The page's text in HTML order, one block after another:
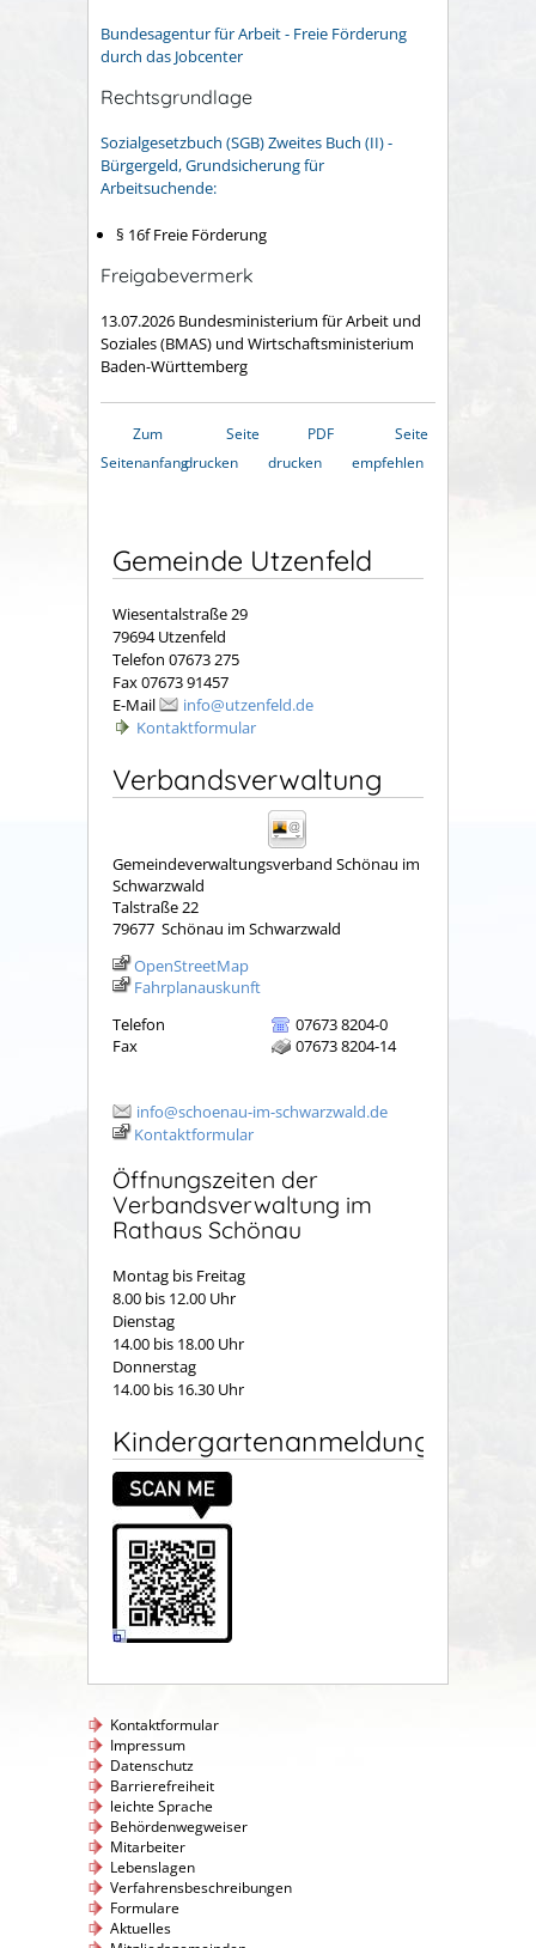
Bundesagentur für Arbeit - Freie Förderung
durch das Jobcenter
Rechtsgrundlage
Sozialgesetzbuch (SGB) Zweites Buch (II) -
Bürgergeld, Grundsicherung für
Arbeitsuchende:
§ 16f Freie Förderung
Freigabevermerk
13.07.2026 Bundesministerium für Arbeit und
Soziales (BMAS) und Wirtschaftsministerium
Baden-Württemberg
Zum
Seitenanfang
Seite
drucken
PDF
drucken
Seite
empfehlen
Gemeinde Utzenfeld
Wiesentalstraße 29
79694 Utzenfeld
Telefon 07673 275
Fax 07673 91457
E-Mail
info@utzenfeld.de
Kontaktformular
Verbandsverwaltung
Gemeindeverwaltungsverband Schönau im
Schwarzwald
Talstraße 22
79677 Schönau im Schwarzwald
OpenStreetMap
Fahrplanauskunft
Telefon
07673 8204-0
Fax
07673 8204-14
info@schoenau-im-schwarzwald.de
Kontaktformular
Öffnungszeiten der
Verbandsverwaltung im
Rathaus Schönau
Montag bis Freitag
8.00 bis 12.00 Uhr
Dienstag
14.00 bis 18.00 Uhr
Donnerstag
14.00 bis 16.30 Uhr
Kindergartenanmeldung
Kontaktformular
Impressum
Datenschutz
Barrierefreiheit
leichte Sprache
Behördenwegweiser
Mitarbeiter
Lebenslagen
Verfahrensbeschreibungen
Formulare
Aktuelles